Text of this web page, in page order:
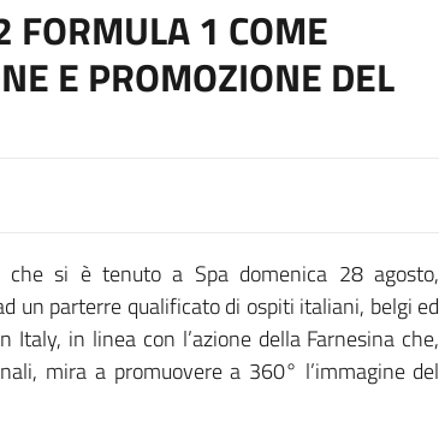
1 COME
E PROMOZIONE DEL
si è tenuto a Spa domenica 28 agosto,
un parterre qualificato di ospiti italiani, belgi ed
in linea con l’azione della Farnesina che,
mira a promuovere a 360° l’immagine del